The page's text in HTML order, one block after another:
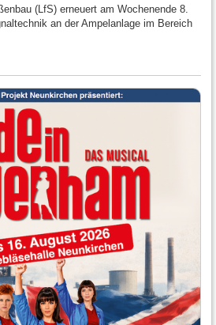
(LfS) erneuert am Wochenende 8.
an der Ampelanlage im Bereich